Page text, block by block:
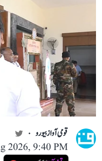
قومی آواز بیورو
2026, 9:40 PM